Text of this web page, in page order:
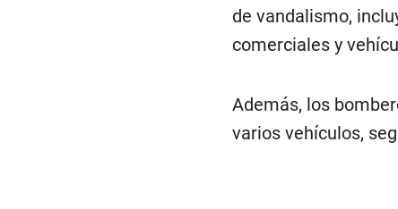
de vandalismo,
comerciales y
Además, los
varios vehículos,